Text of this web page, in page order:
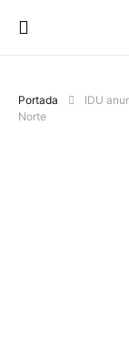
Portada
IDU
Norte